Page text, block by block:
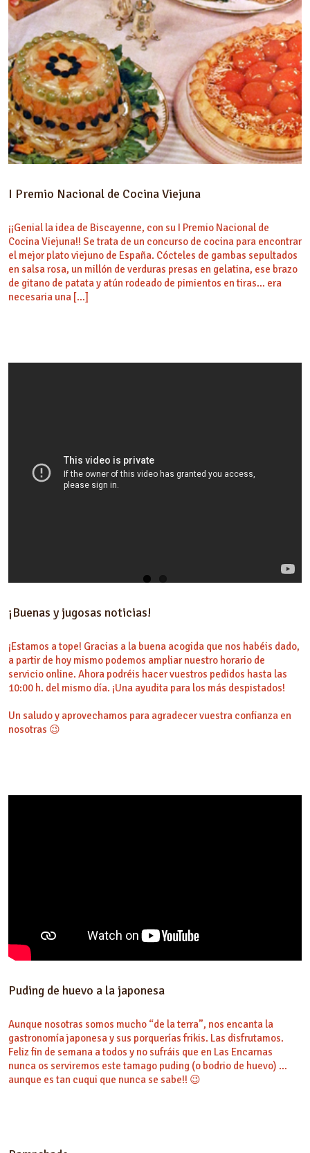
I Premio Nacional de Cocina Viejuna
¡¡Genial la idea de Biscayenne, con su I Premio Nacional de
Cocina Viejuna!! Se trata de un concurso de cocina para encontrar
el mejor plato viejuno de España. Cócteles de gambas sepultados
en salsa rosa, un millón de verduras presas en gelatina, ese brazo
de gitano de patata y atún rodeado de pimientos en tiras… era
necesaria una […]
¡Buenas y jugosas noticias!
¡Estamos a tope! Gracias a la buena acogida que nos habéis dado,
a partir de hoy mismo podemos ampliar nuestro horario de
servicio online. Ahora podréis hacer vuestros pedidos hasta las
10:00 h. del mismo día. ¡Una ayudita para los más despistados!
Un saludo y aprovechamos para agradecer vuestra confianza en
nosotras 😉
Puding de huevo a la japonesa
Aunque nosotras somos mucho “de la terra”, nos encanta la
gastronomía japonesa y sus porquerías frikis. Las disfrutamos.
Feliz fin de semana a todos y no sufráis que en Las Encarnas
nunca os serviremos este tamago puding (o bodrio de huevo) …
aunque es tan cuqui que nunca se sabe!! 😉